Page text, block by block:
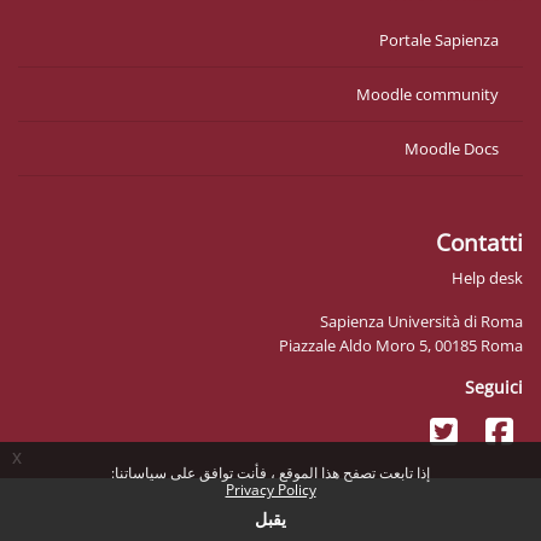
إذا تابعت تصفح هذا الموقع ، فأنت توافق على سياساتنا:
Privacy Policy
يقبل
x
Portale Sapienza
Moodle community
Moodle Docs
Contatti
Help desk
Sapienza Università di Roma
Piazzale Aldo Moro 5, 00185 Roma
Seguici